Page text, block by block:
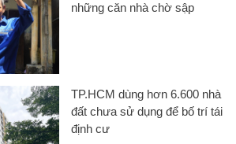
những căn nhà chờ sập
TP.HCM dùng hơn 6.600 nhà
đất chưa sử dụng để bố trí tái
định cư